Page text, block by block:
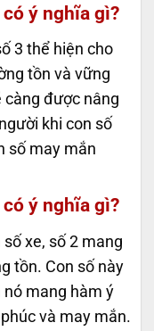
ý nghĩa gì?
3 thể hiện cho
tồn và vững
càng được nâng
khi con số
số may mắn
ý nghĩa gì?
xe, số 2 mang
tồn. Con số này
mang hàm ý
và may mắn.